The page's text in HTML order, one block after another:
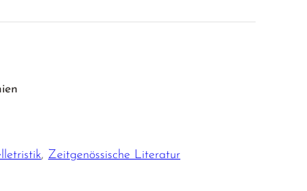
, Zeitgenössische Literatur